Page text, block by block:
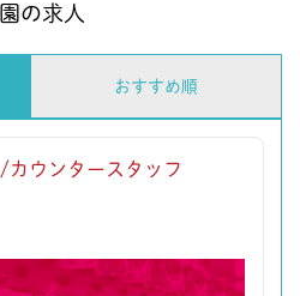
の求人
おすすめ順
ウンタースタッフ